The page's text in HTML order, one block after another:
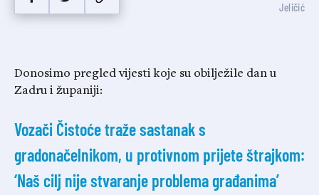
Jeličić
Donosimo pregled vijesti koje su obilježile dan u
Zadru i županiji:
Vozači Čistoće traže sastanak s
gradonačelnikom, u protivnom prijete štrajkom:
‘Naš cilj nije stvaranje problema građanima’